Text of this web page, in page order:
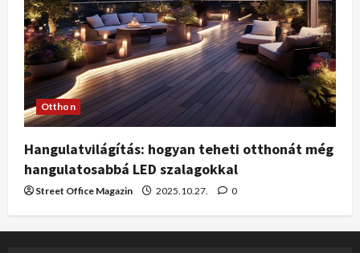
Otthon
Hangulatvilágítás: hogyan teheti otthonát még
hangulatosabbá LED szalagokkal
Street Office Magazin 2025.10.27. 0